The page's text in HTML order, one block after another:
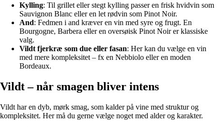
Kylling: Til grillet eller stegt kylling passer en frisk hvidvin som
Sauvignon Blanc eller en let rødvin som Pinot Noir.
And: Fedmen i and kræver en vin med syre og frugt. En
Bourgogne, Barbera eller en oversøisk Pinot Noir er klassiske
valg.
Vildt fjerkræ som due eller fasan: Her kan du vælge en vin
med mere kompleksitet – fx en Nebbiolo eller en moden
Bordeaux.
Vildt – når smagen bliver intens
Vildt har en dyb, mørk smag, som kalder på vine med struktur og
kompleksitet. Her må du gerne vælge noget med alder og karakter.